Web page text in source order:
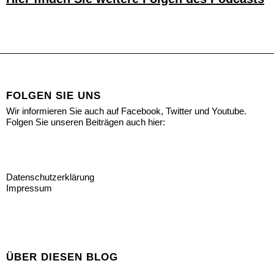
FOLGEN SIE UNS
Wir informieren Sie auch auf Facebook, Twitter und Youtube.
Folgen Sie unseren Beiträgen auch hier:
Datenschutzerklärung
Impressum
ÜBER DIESEN BLOG